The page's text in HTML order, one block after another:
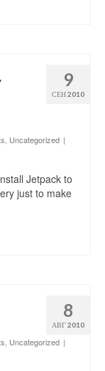
9
СЕН 2010
Uncategorized |
Jetpack to
just to make
8
АВГ 2010
Uncategorized |